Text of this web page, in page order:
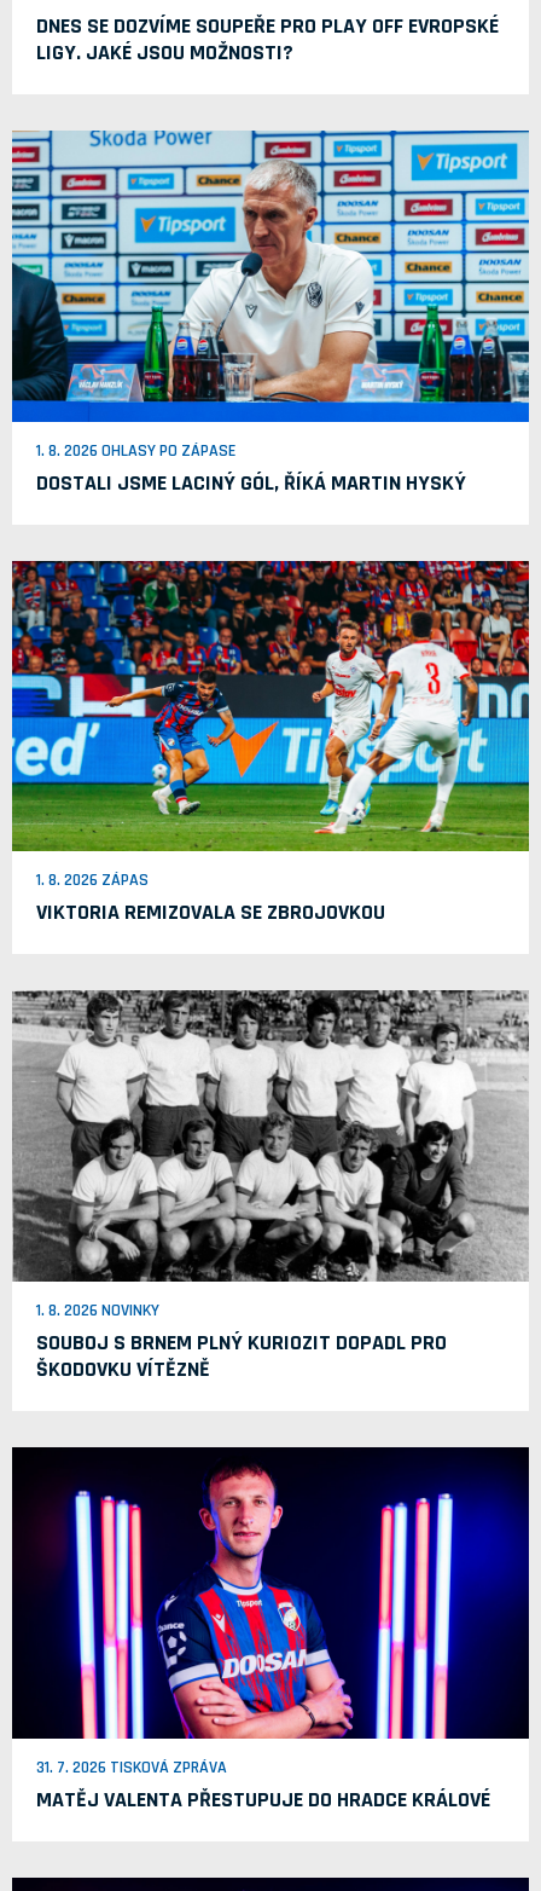
DNES SE DOZVÍME SOUPEŘE PRO PLAY OFF EVROPSKÉ
LIGY. JAKÉ JSOU MOŽNOSTI?
1. 8. 2026 OHLASY PO ZÁPASE
DOSTALI JSME LACINÝ GÓL, ŘÍKÁ MARTIN HYSKÝ
1. 8. 2026 ZÁPAS
VIKTORIA REMIZOVALA SE ZBROJOVKOU
1. 8. 2026 NOVINKY
SOUBOJ S BRNEM PLNÝ KURIOZIT DOPADL PRO
ŠKODOVKU VÍTĚZNĚ
31. 7. 2026 TISKOVÁ ZPRÁVA
MATĚJ VALENTA PŘESTUPUJE DO HRADCE KRÁLOVÉ